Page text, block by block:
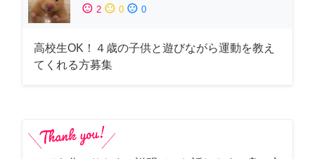
sentiment_satisfied 2 sentiment_neutral 0 sentiment_dissatisfied 0
高校生OK！４歳の子供と遊びながら運動を教え
てくれる方募集